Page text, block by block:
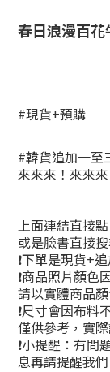
春日浪漫百花
#現貨+預購
#韓貨追加一至
來來來！來來來
上面連結直接點
或是臉書直接
❗下單是現貨+
❗商品照片顏
請以實體商品
❗尺寸會因布
僅供參考，實
❗小提醒：有
息再請提醒我們